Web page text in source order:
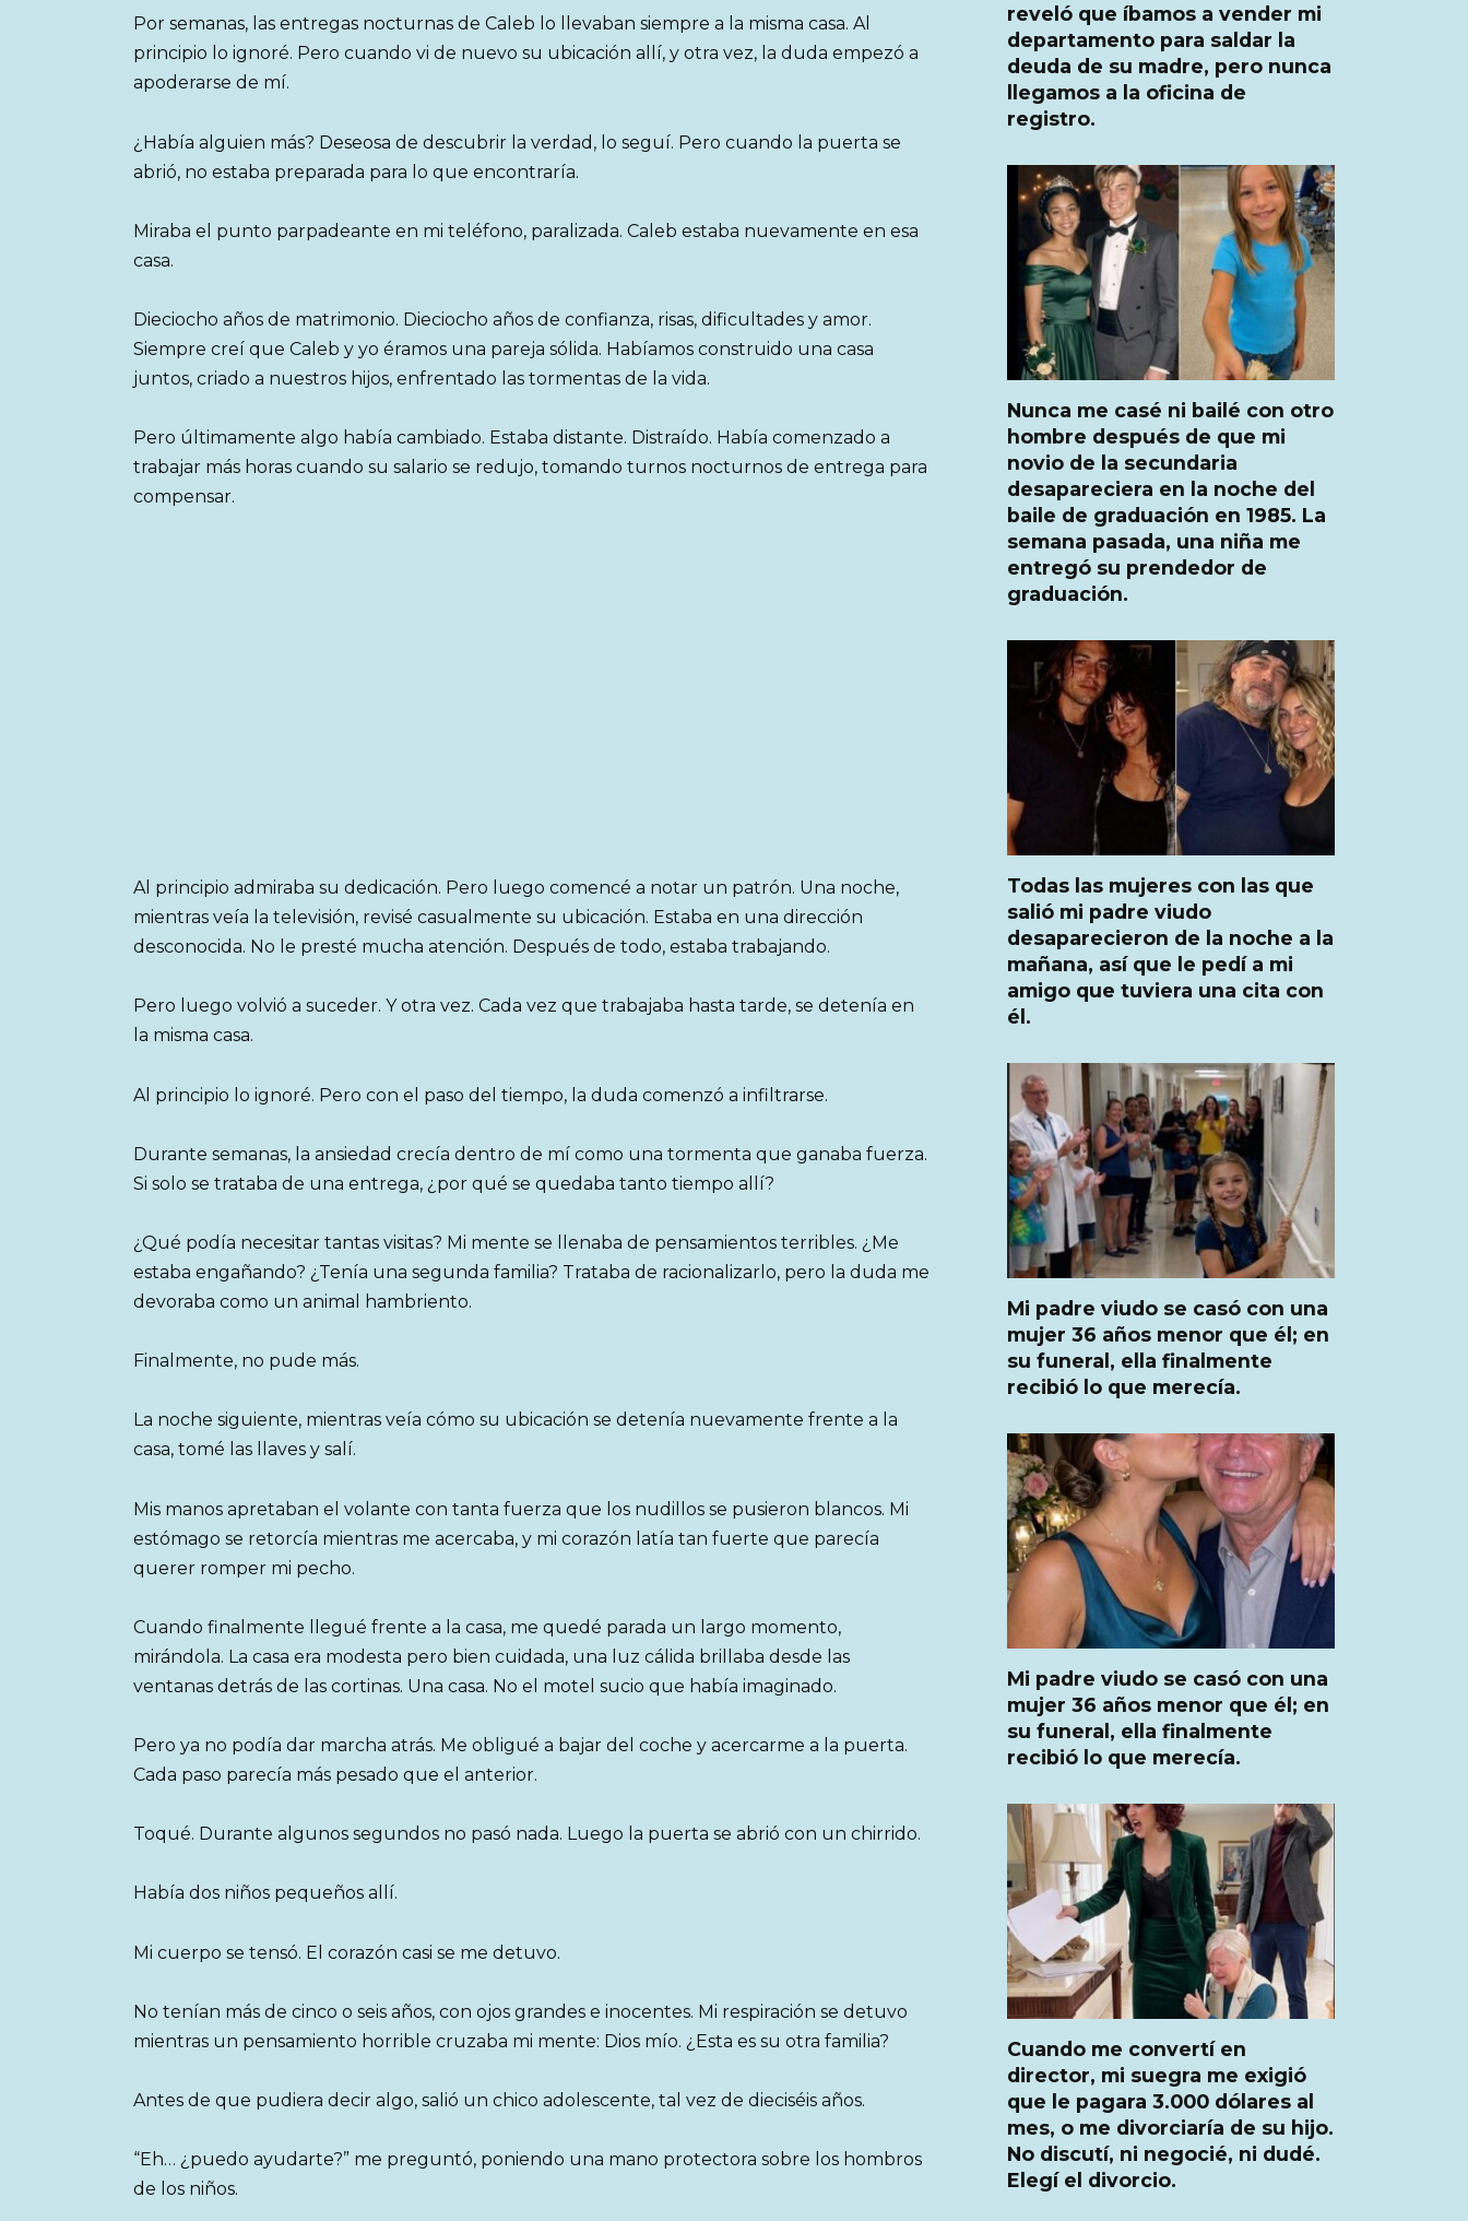
Por semanas, las entregas nocturnas de Caleb lo llevaban siempre a la misma casa. Al
principio lo ignoré. Pero cuando vi de nuevo su ubicación allí, y otra vez, la duda empezó a
apoderarse de mí.
¿Había alguien más? Deseosa de descubrir la verdad, lo seguí. Pero cuando la puerta se
abrió, no estaba preparada para lo que encontraría.
Miraba el punto parpadeante en mi teléfono, paralizada. Caleb estaba nuevamente en esa
casa.
Dieciocho años de matrimonio. Dieciocho años de confianza, risas, dificultades y amor.
Siempre creí que Caleb y yo éramos una pareja sólida. Habíamos construido una casa
juntos, criado a nuestros hijos, enfrentado las tormentas de la vida.
Pero últimamente algo había cambiado. Estaba distante. Distraído. Había comenzado a
trabajar más horas cuando su salario se redujo, tomando turnos nocturnos de entrega para
compensar.
Al principio admiraba su dedicación. Pero luego comencé a notar un patrón. Una noche,
mientras veía la televisión, revisé casualmente su ubicación. Estaba en una dirección
desconocida. No le presté mucha atención. Después de todo, estaba trabajando.
Pero luego volvió a suceder. Y otra vez. Cada vez que trabajaba hasta tarde, se detenía en
la misma casa.
Al principio lo ignoré. Pero con el paso del tiempo, la duda comenzó a infiltrarse.
Durante semanas, la ansiedad crecía dentro de mí como una tormenta que ganaba fuerza.
Si solo se trataba de una entrega, ¿por qué se quedaba tanto tiempo allí?
¿Qué podía necesitar tantas visitas? Mi mente se llenaba de pensamientos terribles. ¿Me
estaba engañando? ¿Tenía una segunda familia? Trataba de racionalizarlo, pero la duda me
devoraba como un animal hambriento.
Finalmente, no pude más.
La noche siguiente, mientras veía cómo su ubicación se detenía nuevamente frente a la
casa, tomé las llaves y salí.
Mis manos apretaban el volante con tanta fuerza que los nudillos se pusieron blancos. Mi
estómago se retorcía mientras me acercaba, y mi corazón latía tan fuerte que parecía
querer romper mi pecho.
Cuando finalmente llegué frente a la casa, me quedé parada un largo momento,
mirándola. La casa era modesta pero bien cuidada, una luz cálida brillaba desde las
ventanas detrás de las cortinas. Una casa. No el motel sucio que había imaginado.
Pero ya no podía dar marcha atrás. Me obligué a bajar del coche y acercarme a la puerta.
Cada paso parecía más pesado que el anterior.
Toqué. Durante algunos segundos no pasó nada. Luego la puerta se abrió con un chirrido.
Había dos niños pequeños allí.
Mi cuerpo se tensó. El corazón casi se me detuvo.
No tenían más de cinco o seis años, con ojos grandes e inocentes. Mi respiración se detuvo
mientras un pensamiento horrible cruzaba mi mente: Dios mío. ¿Esta es su otra familia?
Antes de que pudiera decir algo, salió un chico adolescente, tal vez de dieciséis años.
“Eh… ¿puedo ayudarte?” me preguntó, poniendo una mano protectora sobre los hombros
de los niños.
reveló que íbamos a vender mi
departamento para saldar la
deuda de su madre, pero nunca
llegamos a la oficina de
registro.
Nunca me casé ni bailé con otro
hombre después de que mi
novio de la secundaria
desapareciera en la noche del
baile de graduación en 1985. La
semana pasada, una niña me
entregó su prendedor de
graduación.
Todas las mujeres con las que
salió mi padre viudo
desaparecieron de la noche a la
mañana, así que le pedí a mi
amigo que tuviera una cita con
él.
Mi padre viudo se casó con una
mujer 36 años menor que él; en
su funeral, ella finalmente
recibió lo que merecía.
Mi padre viudo se casó con una
mujer 36 años menor que él; en
su funeral, ella finalmente
recibió lo que merecía.
Cuando me convertí en
director, mi suegra me exigió
que le pagara 3.000 dólares al
mes, o me divorciaría de su hijo.
No discutí, ni negocié, ni dudé.
Elegí el divorcio.